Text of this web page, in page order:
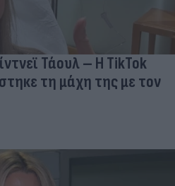
Τάουλ – Η TikTok
τη μάχη της με τον